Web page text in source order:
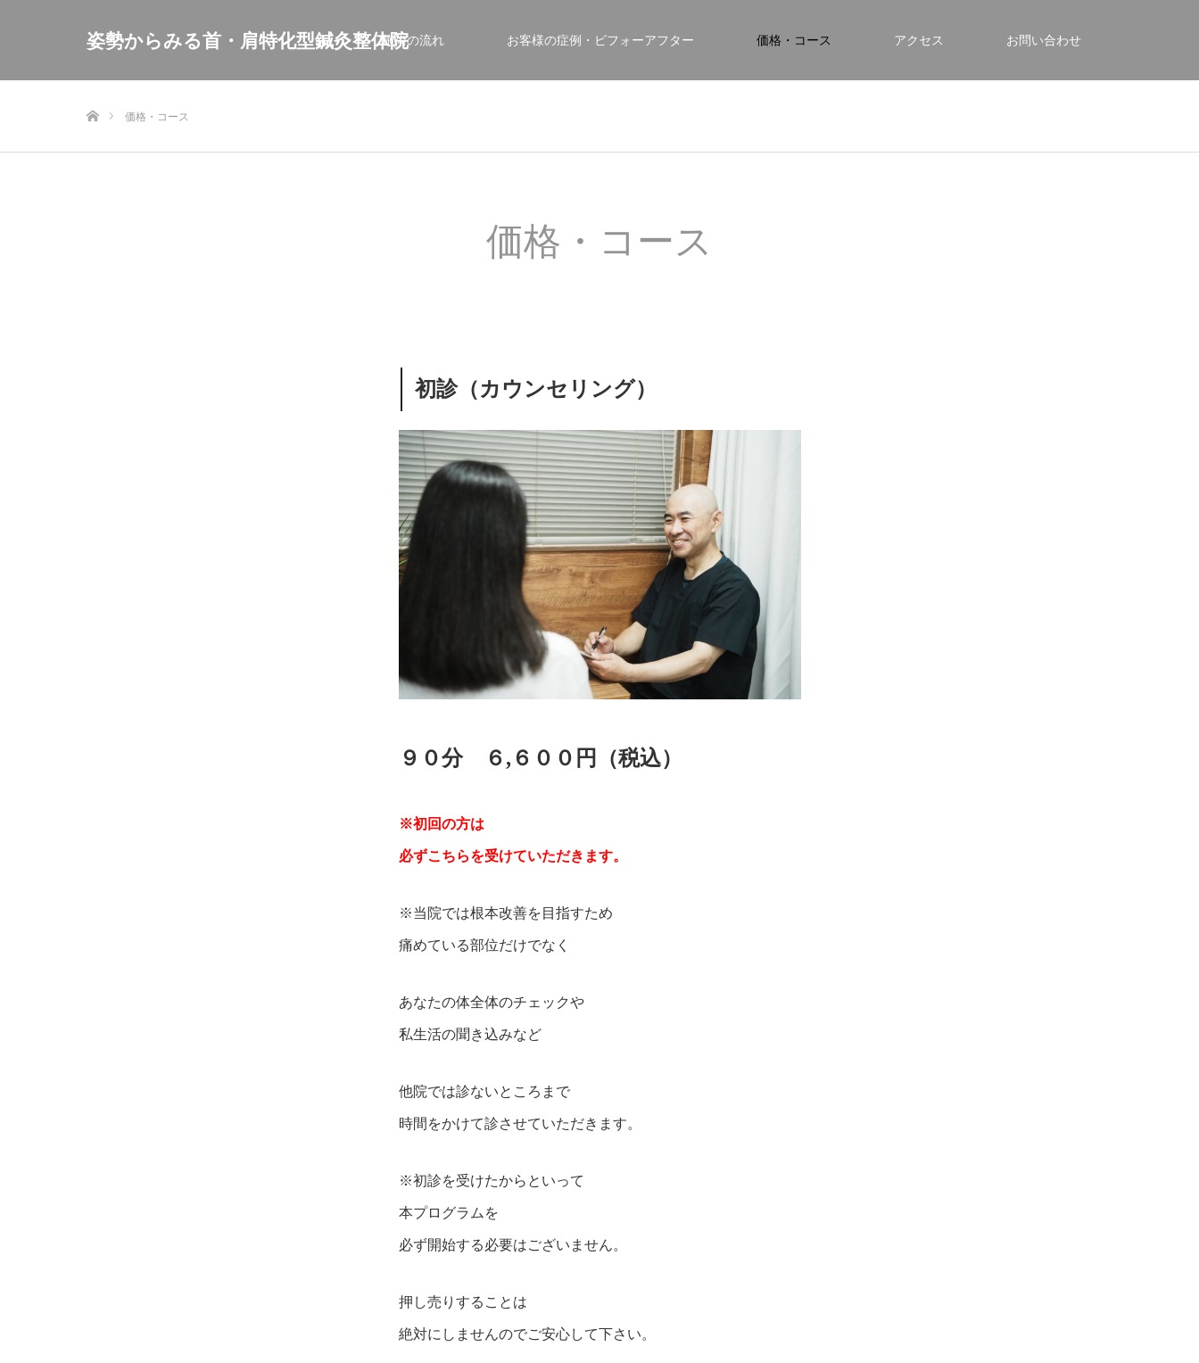
姿勢からみる首・肩特化型鍼灸整体院施術の流れ お客様の症例・ビフォーアフター 価格・コース アクセス お問い合わせ
価格・コース
価格・コース
初診（カウンセリング）
９０分 ６,６００円（税込）
※初回の方は
必ずこちらを受けていただきます。
※当院では根本改善を目指すため
痛めている部位だけでなく
あなたの体全体のチェックや
私生活の聞き込みなど
他院では診ないところまで
時間をかけて診させていただきます。
※初診を受けたからといって
本プログラムを
必ず開始する必要はございません。
押し売りすることは
絶対にしませんのでご安心して下さい。